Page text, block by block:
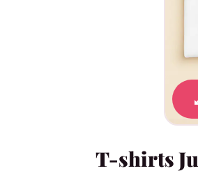
T-shirts